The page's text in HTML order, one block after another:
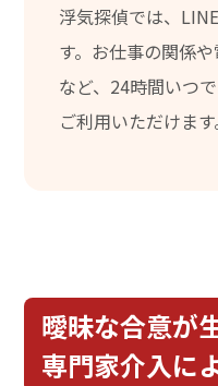
浮気探偵では、
す。お仕事の関係
など、24時間いつ
ご利用いただけます
曖昧な合意が
専門家介入に